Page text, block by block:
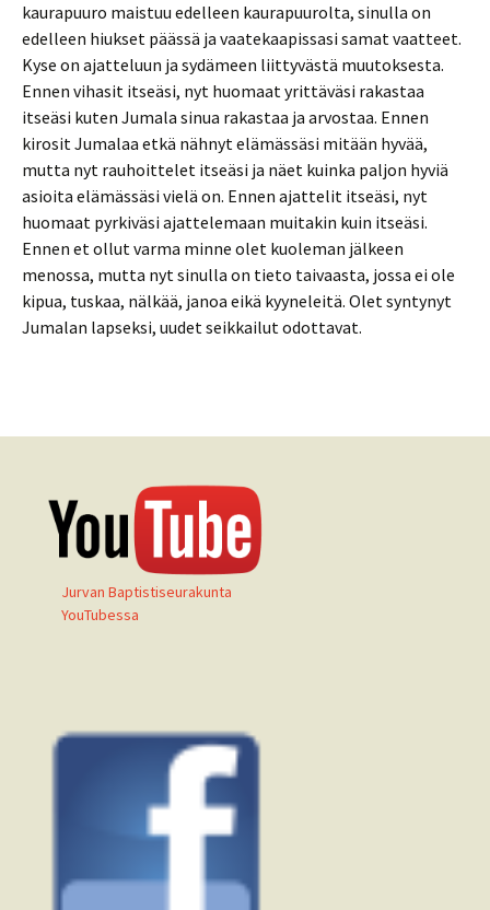
kaurapuuro maistuu edelleen kaurapuurolta, sinulla on
edelleen hiukset päässä ja vaatekaapissasi samat vaatteet.
Kyse on ajatteluun ja sydämeen liittyvästä muutoksesta.
Ennen vihasit itseäsi, nyt huomaat yrittäväsi rakastaa
itseäsi kuten Jumala sinua rakastaa ja arvostaa. Ennen
kirosit Jumalaa etkä nähnyt elämässäsi mitään hyvää,
mutta nyt rauhoittelet itseäsi ja näet kuinka paljon hyviä
asioita elämässäsi vielä on. Ennen ajattelit itseäsi, nyt
huomaat pyrkiväsi ajattelemaan muitakin kuin itseäsi.
Ennen et ollut varma minne olet kuoleman jälkeen
menossa, mutta nyt sinulla on tieto taivaasta, jossa ei ole
kipua, tuskaa, nälkää, janoa eikä kyyneleitä. Olet syntynyt
Jumalan lapseksi, uudet seikkailut odottavat.
Jurvan Baptistiseurakunta
YouTubessa